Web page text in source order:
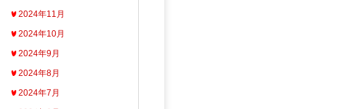
2024年11月
2024年10月
2024年9月
2024年8月
2024年7月